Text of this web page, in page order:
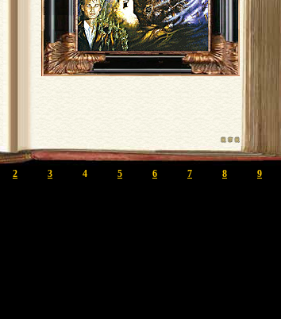
2 3 4 5 6 7 8 9